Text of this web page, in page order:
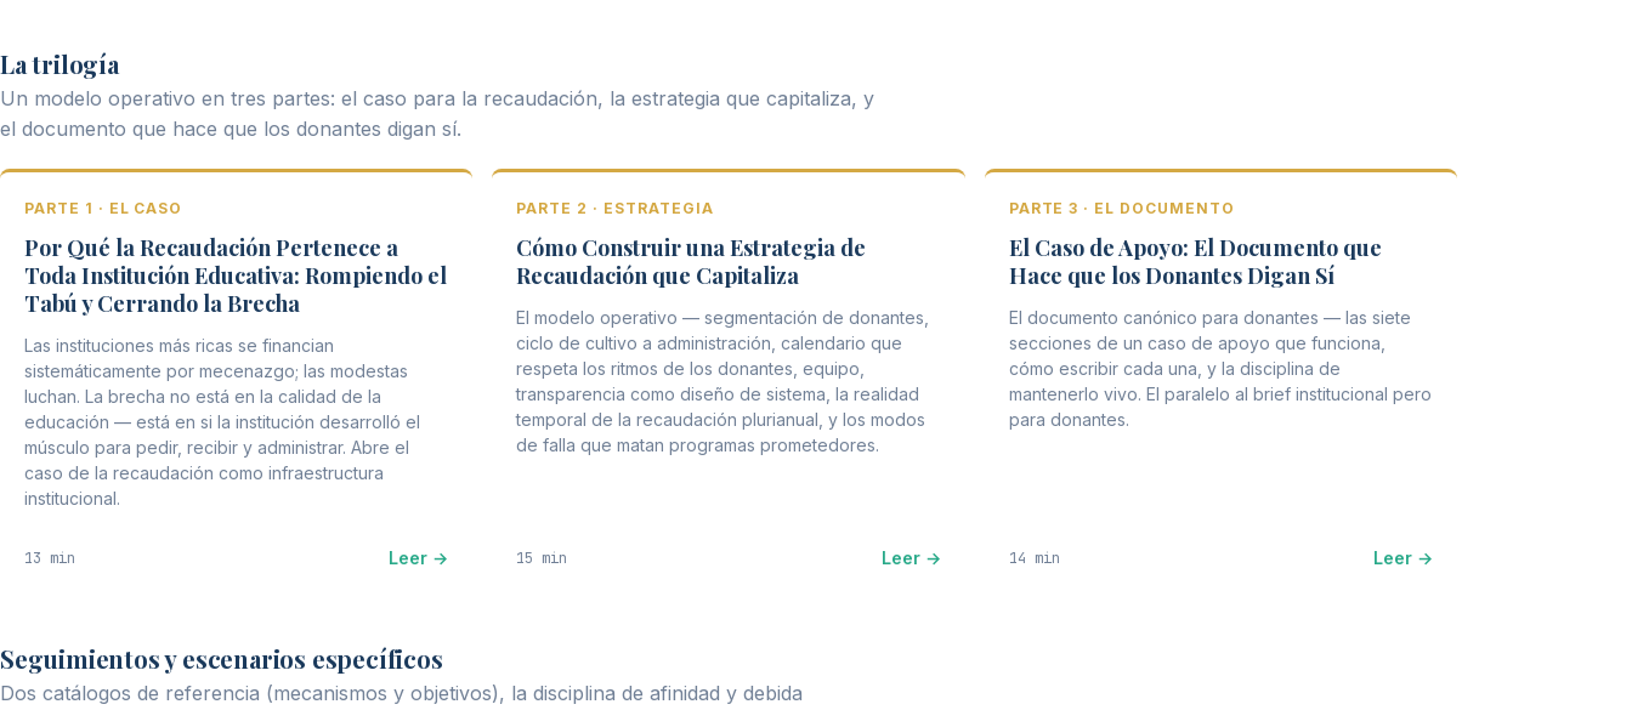
La trilogía
Un modelo operativo en tres partes: el caso para la recaudación, la estrategia que capitaliza, y
el documento que hace que los donantes digan sí.
PARTE 1 · EL CASO
Por Qué la Recaudación Pertenece a
Toda Institución Educativa: Rompiendo el
Tabú y Cerrando la Brecha
Las instituciones más ricas se financian
sistemáticamente por mecenazgo; las modestas
luchan. La brecha no está en la calidad de la
educación — está en si la institución desarrolló el
músculo para pedir, recibir y administrar. Abre el
caso de la recaudación como infraestructura
institucional.
13 min Leer →
PARTE 2 · ESTRATEGIA
Cómo Construir una Estrategia de
Recaudación que Capitaliza
El modelo operativo — segmentación de donantes,
ciclo de cultivo a administración, calendario que
respeta los ritmos de los donantes, equipo,
transparencia como diseño de sistema, la realidad
temporal de la recaudación plurianual, y los modos
de falla que matan programas prometedores.
15 min Leer →
PARTE 3 · EL DOCUMENTO
El Caso de Apoyo: El Documento que
Hace que los Donantes Digan Sí
El documento canónico para donantes — las siete
secciones de un caso de apoyo que funciona,
cómo escribir cada una, y la disciplina de
mantenerlo vivo. El paralelo al brief institucional pero
para donantes.
14 min Leer →
Seguimientos y escenarios específicos
Dos catálogos de referencia (mecanismos y objetivos), la disciplina de afinidad y debida